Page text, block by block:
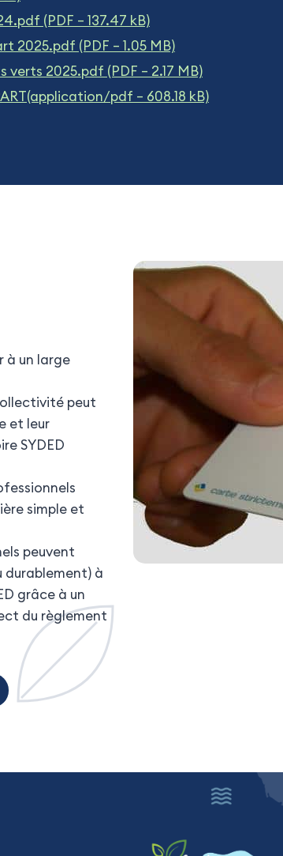
(PDF – 137.47 kB)
2025.pdf (PDF – 1.05 MB)
2025.pdf (PDF – 2.17 MB)
pdf – 608.18 kB)
à un large
peut
et leur
SYDED
simple et
peuvent
durablement) à
grâce à un
du règlement